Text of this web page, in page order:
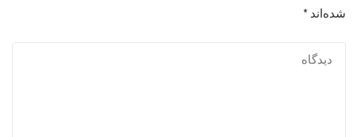
شده‌اند*